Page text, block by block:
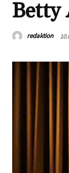
Betty
redaktion